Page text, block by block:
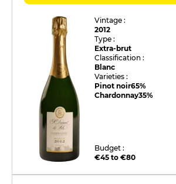
Vintage :
2012
Type :
Extra-brut
Classification :
Blanc
Varieties :
Pinot noir65%
Chardonnay35%
Budget :
€45 to €80